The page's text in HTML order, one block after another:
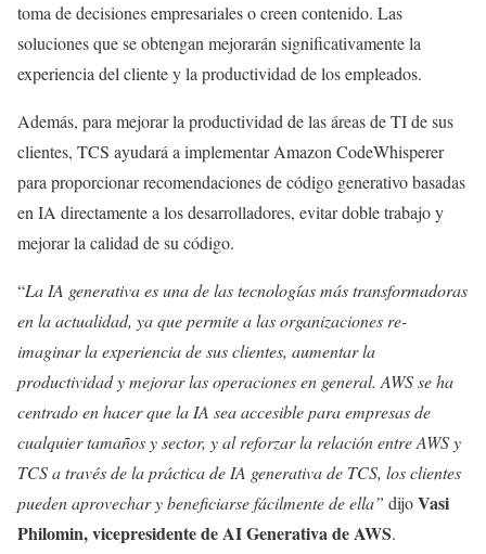
toma de decisiones empresariales o creen contenido. Las
soluciones que se obtengan mejorarán significativamente la
experiencia del cliente y la productividad de los empleados.
Además, para mejorar la productividad de las áreas de TI de sus
clientes, TCS ayudará a implementar Amazon CodeWhisperer
para proporcionar recomendaciones de código generativo basadas
en IA directamente a los desarrolladores, evitar doble trabajo y
mejorar la calidad de su código.
“La IA generativa es una de las tecnologías más transformadoras
en la actualidad, ya que permite a las organizaciones re-
imaginar la experiencia de sus clientes, aumentar la
productividad y mejorar las operaciones en general. AWS se ha
centrado en hacer que la IA sea accesible para empresas de
cualquier tamaños y sector, y al reforzar la relación entre AWS y
TCS a través de la práctica de IA generativa de TCS, los clientes
pueden aprovechar y beneficiarse fácilmente de ella” dijoVasi
Philomin, vicepresidente de AI Generativa de AWS.